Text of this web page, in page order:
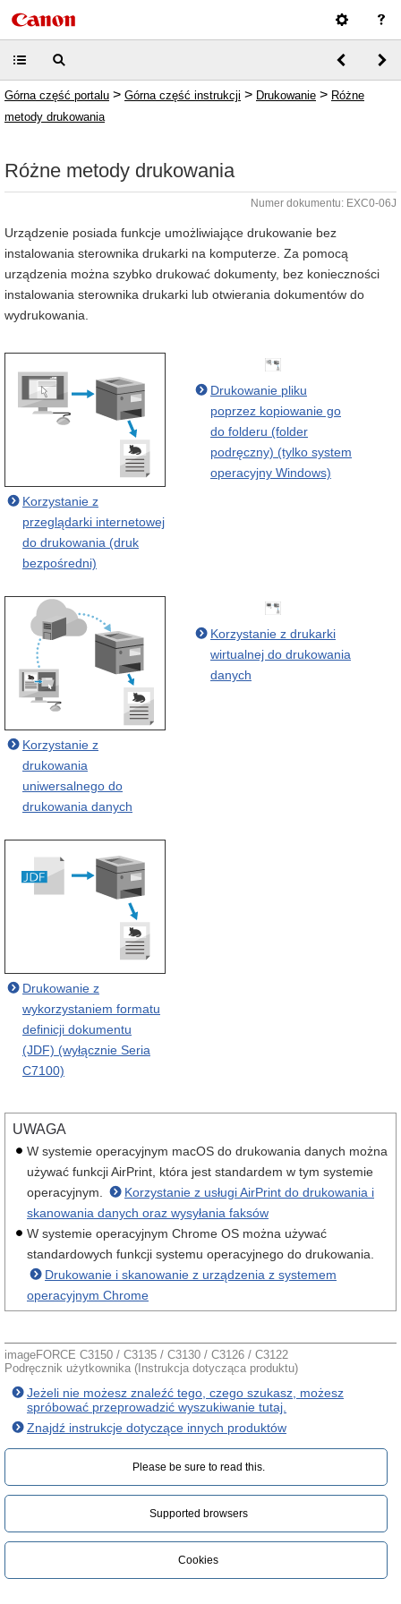
Górna część portalu > Górna część instrukcji > Drukowanie > Różne
metody drukowania
Różne metody drukowania
Numer dokumentu: EXC0-06J
Urządzenie posiada funkcje umożliwiające drukowanie bez
instalowania sterownika drukarki na komputerze. Za pomocą
urządzenia można szybko drukować dokumenty, bez konieczności
instalowania sterownika drukarki lub otwierania dokumentów do
wydrukowania.
Korzystanie z
przeglądarki internetowej
do drukowania (druk
bezpośredni)
Drukowanie pliku
poprzez kopiowanie go
do folderu (folder
podręczny) (tylko system
operacyjny Windows)
Korzystanie z
drukowania
uniwersalnego do
drukowania danych
Korzystanie z drukarki
wirtualnej do drukowania
danych
Drukowanie z
wykorzystaniem formatu
definicji dokumentu
(JDF) (wyłącznie Seria
C7100)
UWAGA
W systemie operacyjnym macOS do drukowania danych można
używać funkcji AirPrint, która jest standardem w tym systemie
operacyjnym.
Korzystanie z usługi AirPrint do drukowania i
skanowania danych oraz wysyłania faksów
W systemie operacyjnym Chrome OS można używać
standardowych funkcji systemu operacyjnego do drukowania.
Drukowanie i skanowanie z urządzenia z systemem
operacyjnym Chrome
imageFORCE C3150 / C3135 / C3130 / C3126 / C3122
Podręcznik użytkownika (Instrukcja dotycząca produktu)
Jeżeli nie możesz znaleźć tego, czego szukasz, możesz
spróbować przeprowadzić wyszukiwanie tutaj.
Znajdź instrukcje dotyczące innych produktów
Please be sure to read this.‎
Supported browsers
Cookies